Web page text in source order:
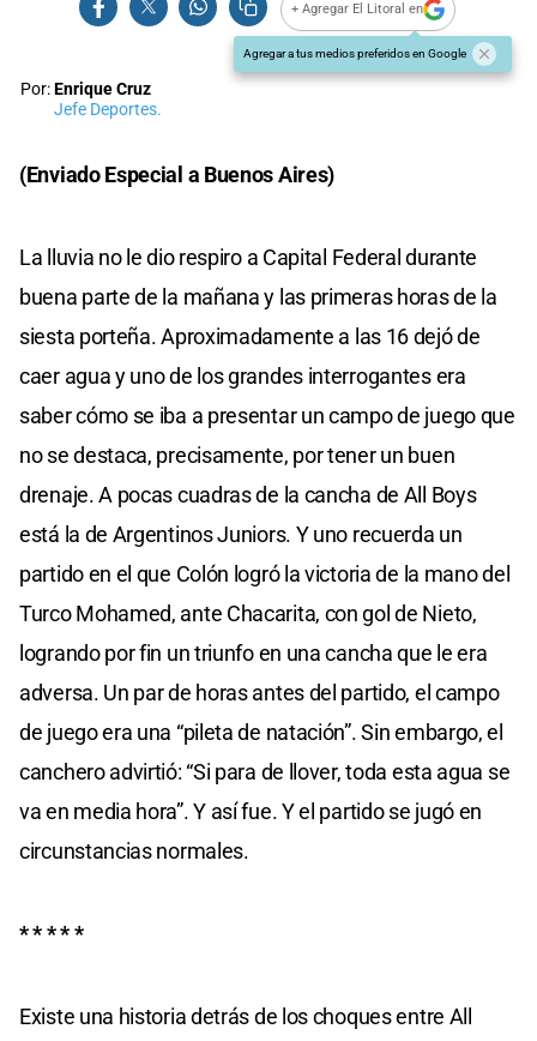
+ Agregar El Litoral en
Agregar a tus medios preferidos en Google
Por:Enrique Cruz
Jefe Deportes.
(Enviado Especial a Buenos Aires)
La lluvia no le dio respiro a Capital Federal durante
buena parte de la mañana y las primeras horas de la
siesta porteña. Aproximadamente a las 16 dejó de
caer agua y uno de los grandes interrogantes era
saber cómo se iba a presentar un campo de juego que
no se destaca, precisamente, por tener un buen
drenaje. A pocas cuadras de la cancha de All Boys
está la de Argentinos Juniors. Y uno recuerda un
partido en el que Colón logró la victoria de la mano del
Turco Mohamed, ante Chacarita, con gol de Nieto,
logrando por fin un triunfo en una cancha que le era
adversa. Un par de horas antes del partido, el campo
de juego era una “pileta de natación”. Sin embargo, el
canchero advirtió: “Si para de llover, toda esta agua se
va en media hora”. Y así fue. Y el partido se jugó en
circunstancias normales.
* * * * *
Existe una historia detrás de los choques entre All